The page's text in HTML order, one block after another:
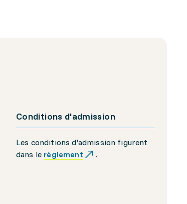
Conditions d'admission
Les conditions d'admission figurent
dans le règlement .